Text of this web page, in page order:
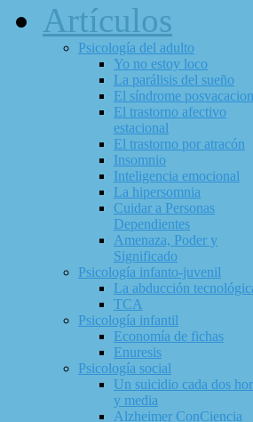
Artículos
Psicología del adulto
Yo no estoy loco
La parálisis del sueño
El síndrome
El trastorno afectivo
estacional
El trastorno por atracón
Insomnio
Inteligencia emocional
La hipersomnia
Cuidar a Personas
Dependientes
Amenaza, Poder y
Significado
Psicología infanto-juvenil
La abducción
TCA
Psicología infantil
Economía de fichas
Enuresis
Psicología social
Un suicidio cada dos
y media
Alzheimer ConCiencia